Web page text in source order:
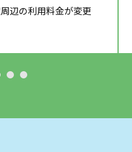
辺の利用料金が変更